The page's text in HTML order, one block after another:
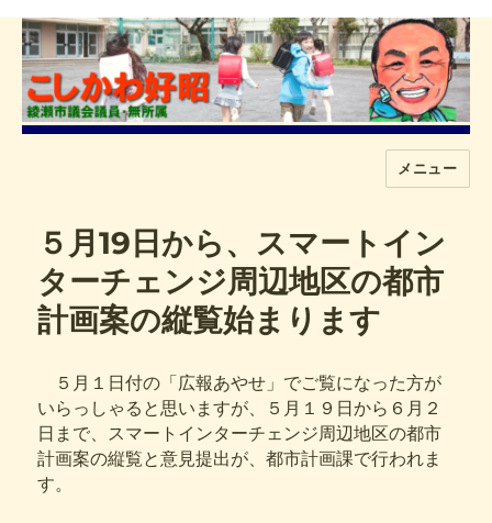
メニュー
５月19日から、スマートイン
ターチェンジ周辺地区の都市
計画案の縦覧始まります
５月１日付の「広報あやせ」でご覧になった方が
いらっしゃると思いますが、５月１９日から６月２
日まで、スマートインターチェンジ周辺地区の都市
計画案の縦覧と意見提出が、都市計画課で行われま
す。